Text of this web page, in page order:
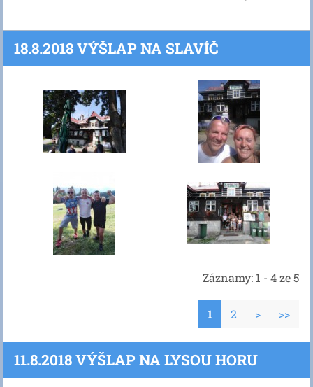
18.8.2018 VÝŠLAP NA SLAVÍČ
Záznamy: 1 - 4 ze 5
1 2 > >>
11.8.2018 VÝŠLAP NA LYSOU HORU